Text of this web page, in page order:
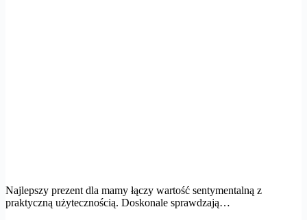
Najlepszy prezent dla mamy łączy wartość sentymentalną z
praktyczną użytecznością. Doskonale sprawdzają…